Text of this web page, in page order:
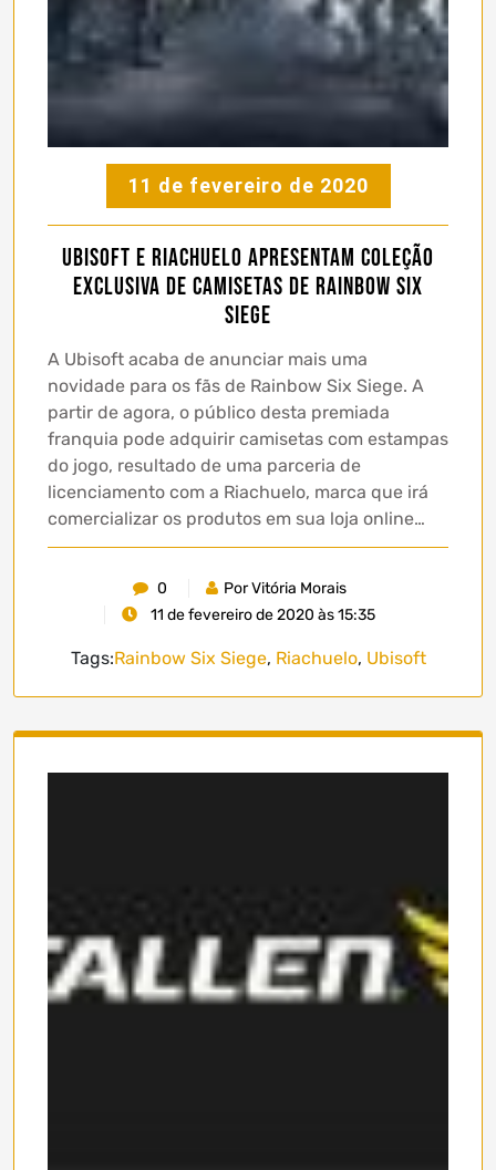
11 de fevereiro de 2020
Ubisoft e Riachuelo apresentam coleção
exclusiva de camisetas de Rainbow Six
Siege
A Ubisoft acaba de anunciar mais uma
novidade para os fãs de Rainbow Six Siege. A
partir de agora, o público desta premiada
franquia pode adquirir camisetas com estampas
do jogo, resultado de uma parceria de
licenciamento com a Riachuelo, marca que irá
comercializar os produtos em sua loja online…
0
Por Vitória Morais
11 de fevereiro de 2020 às 15:35
Tags:Rainbow Six Siege, Riachuelo, Ubisoft